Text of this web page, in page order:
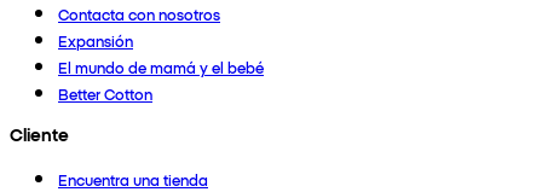
Contacta con nosotros
Expansión
El mundo de mamá y el bebé
Better Cotton
Cliente
Encuentra una tienda